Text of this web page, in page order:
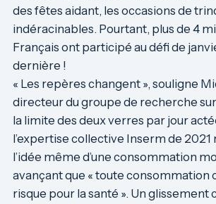
des fêtes aidant, les occasions de
indéracinables. Pourtant, plus de 4
Français ont participé au défi de
dernière !
« Les repères changent », souligne
directeur du groupe de recherche sur
la limite des deux verres par jour
l’expertise collective Inserm de 2021
l’idée même d’une consommation
avançant que « toute consommation
risque pour la santé ». Un glissement